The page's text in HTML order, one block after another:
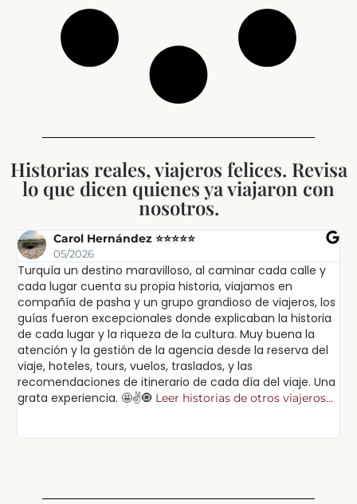
Historias reales, viajeros felices. Revisa
lo que dicen quienes ya viajaron con
nosotros.
Carol Hernández ⭐⭐⭐⭐⭐
05/2026
Turquía un destino maravilloso, al caminar cada calle y
cada lugar cuenta su propia historia, viajamos en
compañía de pasha y un grupo grandioso de viajeros, los
guías fueron excepcionales donde explicaban la historia
de cada lugar y la riqueza de la cultura. Muy buena la
atención y la gestión de la agencia desde la reserva del
viaje, hoteles, tours, vuelos, traslados, y las
recomendaciones de itinerario de cada día del viaje. Una
grata experiencia. 🤩✌️🧿 Leer historias de otros viajeros...